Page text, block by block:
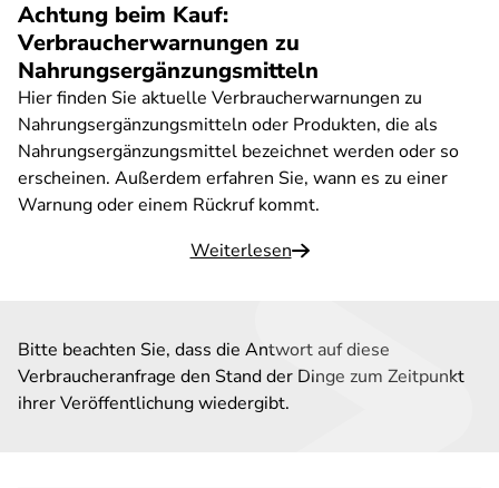
Achtung beim Kauf:
Verbraucherwarnungen zu
Nahrungsergänzungsmitteln
Hier finden Sie aktuelle Verbraucherwarnungen zu
Nahrungsergänzungsmitteln oder Produkten, die als
Nahrungsergänzungsmittel bezeichnet werden oder so
erscheinen. Außerdem erfahren Sie, wann es zu einer
Warnung oder einem Rückruf kommt.
Weiterlesen
Bitte beachten Sie, dass die Antwort auf diese
Verbraucheranfrage den Stand der Dinge zum Zeitpunkt
ihrer Veröffentlichung wiedergibt.